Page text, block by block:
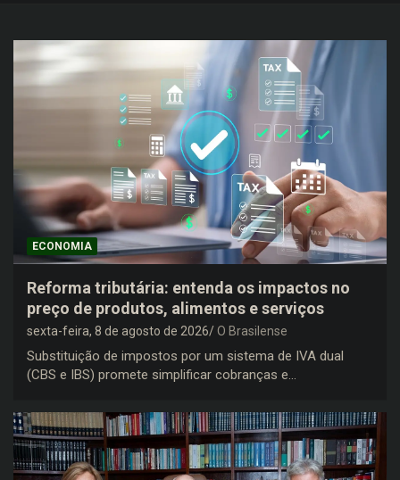
ECONOMIA
Reforma tributária: entenda os impactos no
preço de produtos, alimentos e serviços
sexta-feira, 8 de agosto de 2026 O Brasilense
Substituição de impostos por um sistema de IVA dual
(CBS e IBS) promete simplificar cobranças e…